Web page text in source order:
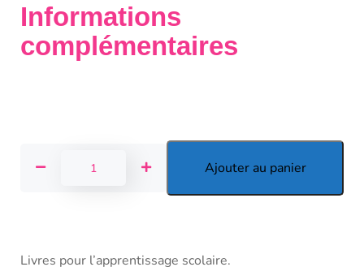
Informations
complémentaires
Ajouter au panier
Livres pour l’apprentissage scolaire.